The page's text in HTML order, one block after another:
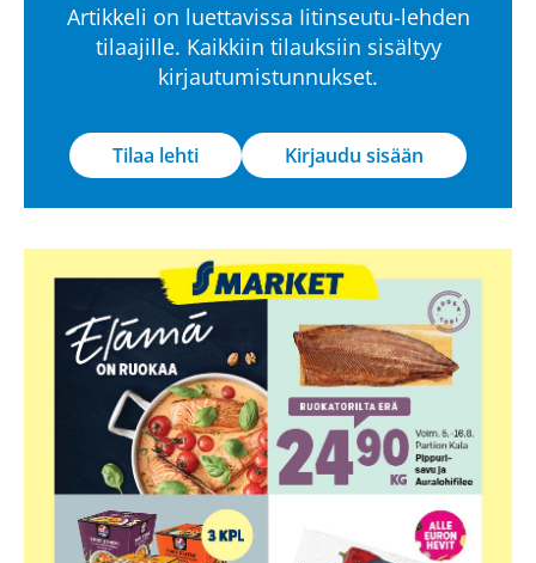
Artikkeli on luettavissa Iitinseutu-lehden
tilaajille. Kaikkiin tilauksiin sisältyy
kirjautumistunnukset.
Tilaa lehti Kirjaudu sisään